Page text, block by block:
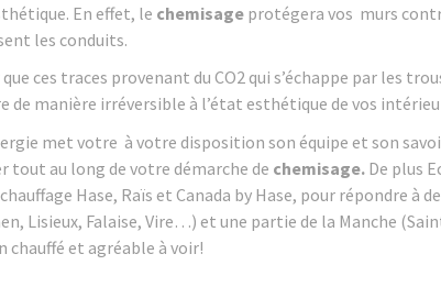
En effet, le chemisage protégera vos murs
les conduits.
ces traces provenant du CO2 qui s’échappe par les
de manière irréversible à l’état esthétique de vos
met votre à votre disposition son équipe et son
tout au long de votre démarche de chemisage. De plus
Hase, Raïs et Canada by Hase, pour répondre
Lisieux, Falaise, Vire…) et une partie de la Manche
chauffé et agréable à voir!